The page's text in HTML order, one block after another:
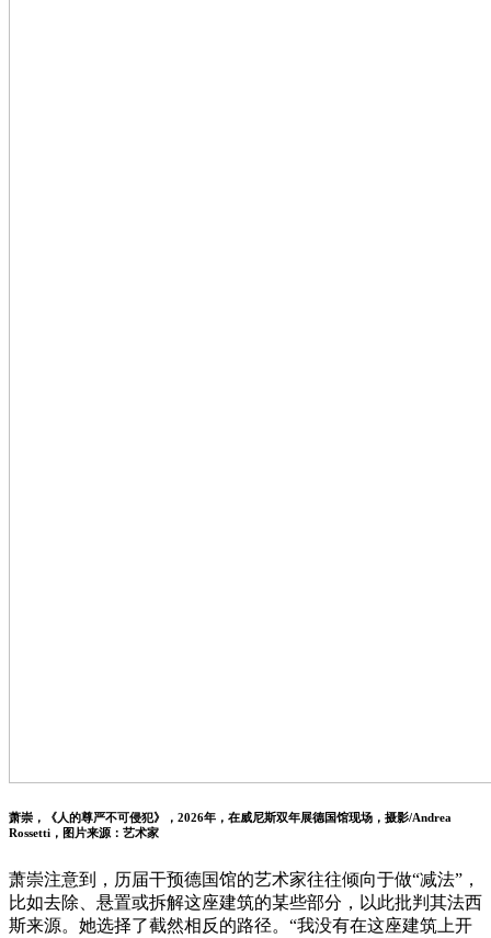
萧崇，《人的尊严不可侵犯》，2026年，在威尼斯双年展德国馆现场，摄影/Andrea
Rossetti，图片来源：艺术家
萧崇注意到，历届干预德国馆的艺术家往往倾向于做“减法”，
比如去除、悬置或拆解这座建筑的某些部分，以此批判其法西
斯来源。她选择了截然相反的路径。“我没有在这座建筑上开